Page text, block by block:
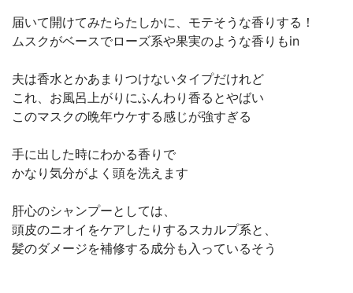
届いて開けてみたらたしかに、モテそうな香りする！
ムスクがベースでローズ系や果実のような香りもin
夫は香水とかあまりつけないタイプだけれど
これ、お風呂上がりにふんわり香るとやばい
このマスクの晩年ウケする感じが強すぎる
手に出した時にわかる香りで
かなり気分がよく頭を洗えます
肝心のシャンプーとしては、
頭皮のニオイをケアしたりするスカルプ系と、
髪のダメージを補修する成分も入っているそう